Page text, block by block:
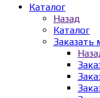
Каталог
Назад
Каталог
Заказать